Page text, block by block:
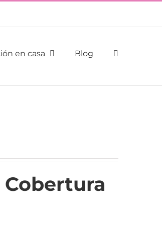
en casa Blog
Cobertura